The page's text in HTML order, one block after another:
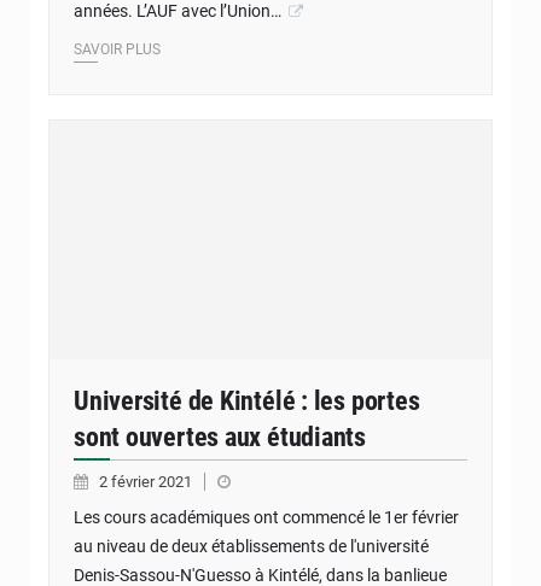
années. L’AUF avec l’Union…
SAVOIR PLUS
Université de Kintélé : les portes
sont ouvertes aux étudiants
2 février 2021
Les cours académiques ont commencé le 1er février
au niveau de deux établissements de l'université
Denis-Sassou-N'Guesso à Kintélé, dans la banlieue